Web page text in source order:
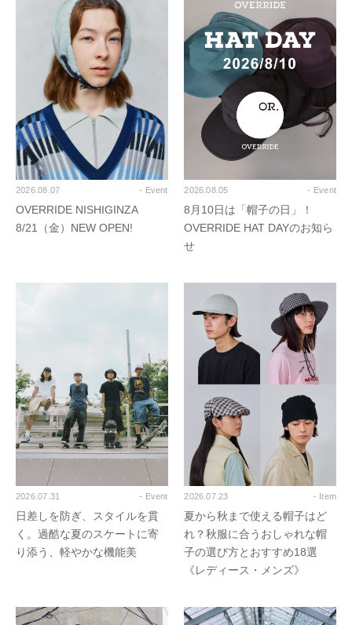
2026.08.07 - Event
OVERRIDE NISHIGINZA
8/21（金）NEW OPEN!
2026.08.05 - Event
8月10日は「帽子の日」！
OVERRIDE HAT DAYのお知ら
せ
2026.07.31 - Event
日差しを防ぎ、スタイルを貫
く。過酷な夏のスケートに寄
り添う、軽やかな機能美
2026.07.23 - Item
夏から秋まで使える帽子はど
れ？秋服に合うおしゃれな帽
子の選び方とおすすめ18選
《レディース・メンズ》